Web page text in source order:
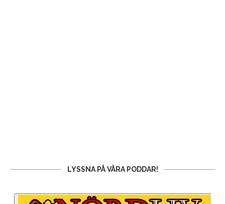
LYSSNA PÅ VÅRA PODDAR!